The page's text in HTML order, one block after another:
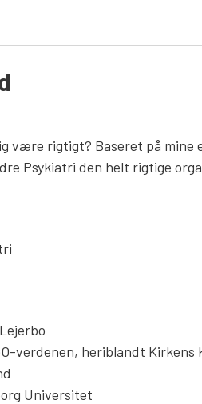
være rigtigt? Baseret på
Psykiatri den helt rigtige
verdenen, heriblandt
Universitet